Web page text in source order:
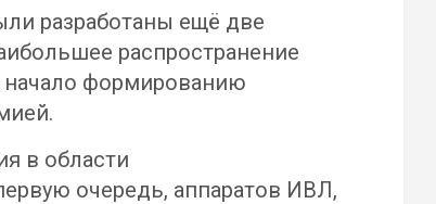
разработаны ещё две
распространение
начало формированию
в области
очередь, аппаратов ИВЛ,